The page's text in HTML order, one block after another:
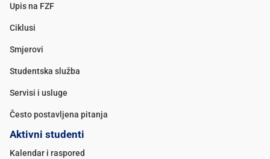
Upis na FZF
Ciklusi
Smjerovi
Studentska služba
Servisi i usluge
Često postavljena pitanja
Aktivni studenti
Kalendar i raspored